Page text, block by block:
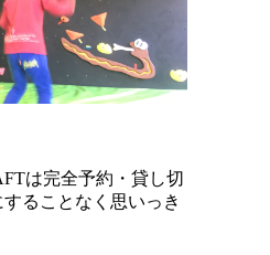
は完全予約・貸し切
ることなく思いっき